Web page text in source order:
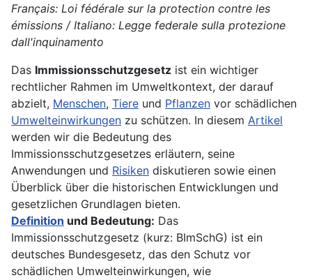
Français: Loi fédérale sur la protection contre les
émissions / Italiano: Legge federale sulla protezione
dall'inquinamento
Das Immissionsschutzgesetz ist ein wichtiger
rechtlicher Rahmen im Umweltkontext, der darauf
abzielt, Menschen, Tiere und Pflanzen vor schädlichen
Umwelteinwirkungen zu schützen. In diesem Artikel
werden wir die Bedeutung des
Immissionsschutzgesetzes erläutern, seine
Anwendungen und Risiken diskutieren sowie einen
Überblick über die historischen Entwicklungen und
gesetzlichen Grundlagen bieten.
Definition und Bedeutung: Das
Immissionsschutzgesetz (kurz: BImSchG) ist ein
deutsches Bundesgesetz, das den Schutz vor
schädlichen Umwelteinwirkungen, wie